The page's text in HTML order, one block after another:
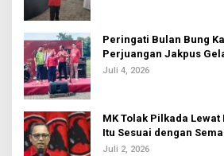
Peringati Bulan Bung
Perjuangan Jakpus
Bola U-20
Juli 4, 2026
MK Tolak Pilkada Lewat
Itu Sesuai dengan
Juli 2, 2026